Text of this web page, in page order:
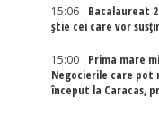
15:06
Bacalaureat
știe cei care vor
15:00
Prima mare
Negocierile care pot
început la Caracas,